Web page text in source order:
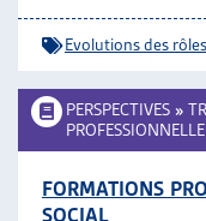
Evolutions des rôles
PERSPECTIVES »
PROFESSIONNELLE
FORMATIONS
SOCIAL